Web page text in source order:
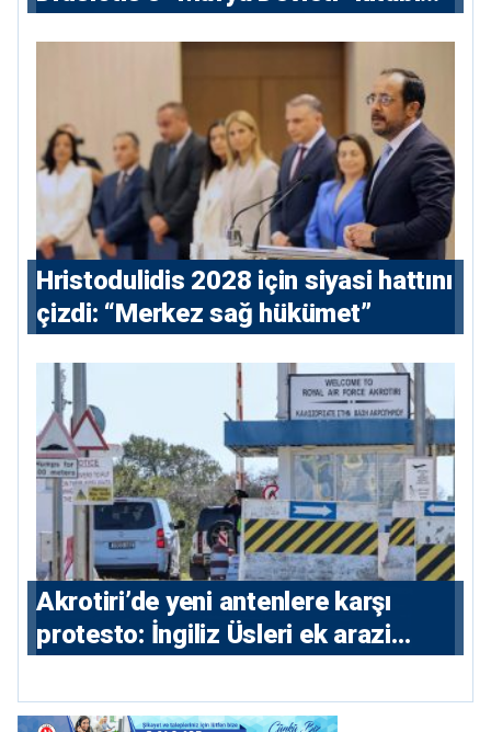
⁠Hristodulidis 2028 için siyasi hattını
çizdi: “Merkez sağ hükümet”
⁠Akrotiri’de yeni antenlere karşı
protesto: İngiliz Üsleri ek arazi